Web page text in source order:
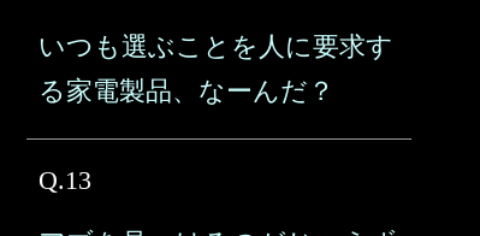
いつも選ぶことを人に要求す
る家電製品、なーんだ？
Q.13